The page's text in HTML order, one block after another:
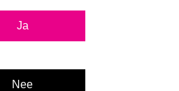
Ja
Nee